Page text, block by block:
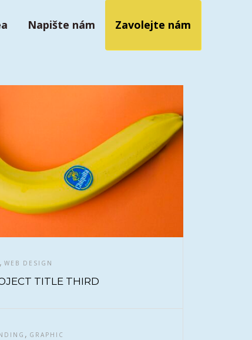
Napište nám Zavolejte nám
, WEB DESIGN
TITLE THIRD
, GRAPHIC